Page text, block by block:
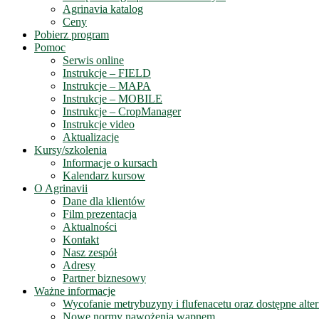
Agrinavia katalog
Ceny
Pobierz program
Pomoc
Serwis online
Instrukcje – FIELD
Instrukcje – MAPA
Instrukcje – MOBILE
Instrukcje – CropManager
Instrukcje video
Aktualizacje
Kursy/szkolenia
Informacje o kursach
Kalendarz kursow
O Agrinavii
Dane dla klientów
Film prezentacja
Aktualności
Kontakt
Nasz zespół
Adresy
Partner biznesowy
Ważne informacje
Wycofanie metrybuzyny i flufenacetu oraz dostępne
Nowe normy nawożenia wapnem